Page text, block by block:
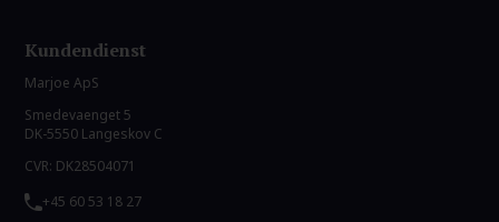
Kundendienst
Marjoe ApS
Smedevaenget 5
DK-5550 Langeskov C
CVR: DK28504071
+45 60 53 18 27